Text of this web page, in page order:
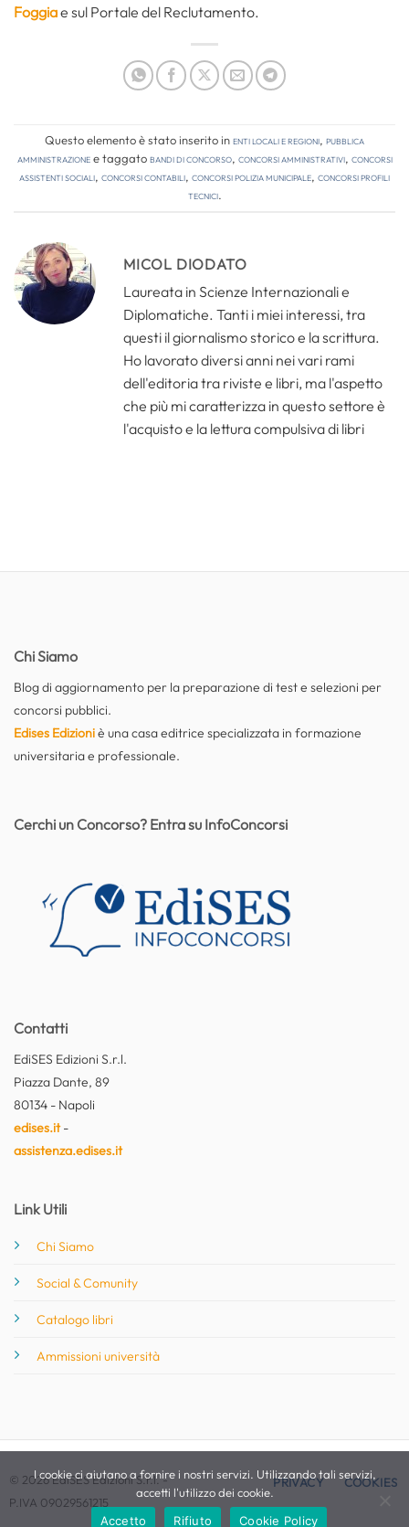
Foggiae sul Portale del Reclutamento.
Questo elemento è stato inserito inEnti locali e regioni, Pubblica
amministrazionee taggatobandi di concorso, concorsi amministrativi, concorsi
assistenti sociali, concorsi contabili, concorsi polizia municipale, concorsi profili
tecnici.
MICOL DIODATO
Laureata in Scienze Internazionali e
Diplomatiche. Tanti i miei interessi, tra
questi il giornalismo storico e la scrittura.
Ho lavorato diversi anni nei vari rami
dell'editoria tra riviste e libri, ma l'aspetto
che più mi caratterizza in questo settore è
l'acquisto e la lettura compulsiva di libri
Chi Siamo
Blog di aggiornamento per la preparazione di test e selezioni per
concorsi pubblici.
Edises Edizioniè una casa editrice specializzata in formazione
universitaria e professionale.
Contatti
EdiSES Edizioni S.r.l.
Piazza Dante, 89
80134 - Napoli
edises.it-
assistenza.edises.it
Link Utili
Chi Siamo
Social & Comunity
Catalogo libri
Ammissioni università
Cerchi un Concorso? Entra su InfoConcorsi
© 2026 EdiSES Edizioni S.r.l. -
P.IVA 09029561215
PRIVACY COOKIES
I cookie ci aiutano a fornire i nostri servizi. Utilizzando tali servizi,
accetti l'utilizzo dei cookie.
Accetto
Rifiuto Cookie Policy